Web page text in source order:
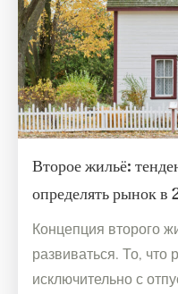
Второе жильё:
определять рынок в
Концепция второго
развиваться. То,
исключительно с